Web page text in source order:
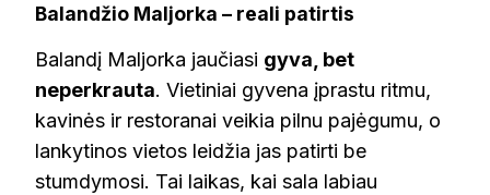
Balandžio Maljorka – reali patirtis
Balandį Maljorka jaučiasi gyva, bet
neperkrauta. Vietiniai gyvena įprastu ritmu,
kavinės ir restoranai veikia pilnu pajėgumu, o
lankytinos vietos leidžia jas patirti be
stumdymosi. Tai laikas, kai sala labiau